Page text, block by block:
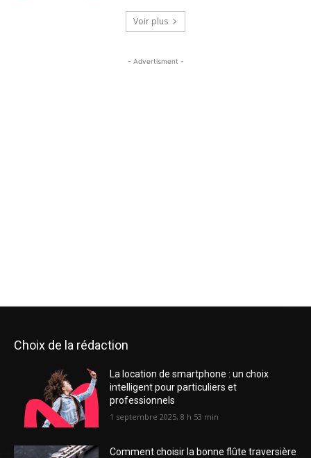
Voir plus
- Advertisment -
Choix de la rédaction
La location de smartphone : un choix
intelligent pour particuliers et
professionnels
1 septembre 2025, 8 h 53 min
Comment choisir la bonne flûte traversière